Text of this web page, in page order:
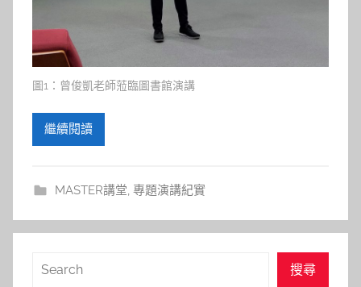
圖1：曾俊凱老師蒞臨圖書館演講
繼續閱讀
MASTER講堂 專題演講紀實
搜
搜尋